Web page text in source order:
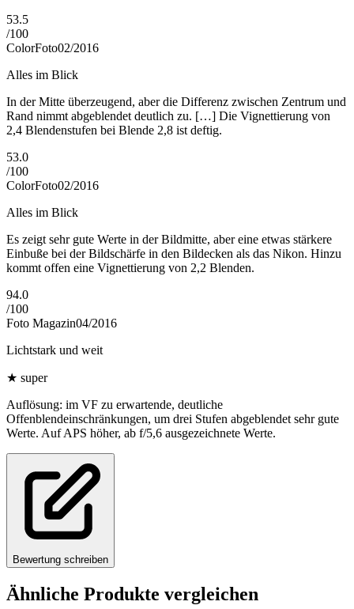
53.5
/100
ColorFoto02/2016
Alles im Blick
In der Mitte überzeugend, aber die Differenz zwischen Zentrum und
Rand nimmt abgeblendet deutlich zu. […] Die Vignettierung von
2,4 Blendenstufen bei Blende 2,8 ist deftig.
53.0
/100
ColorFoto02/2016
Alles im Blick
Es zeigt sehr gute Werte in der Bildmitte, aber eine etwas stärkere
Einbuße bei der Bildschärfe in den Bildecken als das Nikon. Hinzu
kommt offen eine Vignettierung von 2,2 Blenden.
94.0
/100
Foto Magazin04/2016
Lichtstark und weit
★ super
Auflösung: im VF zu erwartende, deutliche
Offenblendeinschränkungen, um drei Stufen abgeblendet sehr gute
Werte. Auf APS höher, ab f/5,6 ausgezeichnete Werte.
Bewertung schreiben
Ähnliche Produkte vergleichen